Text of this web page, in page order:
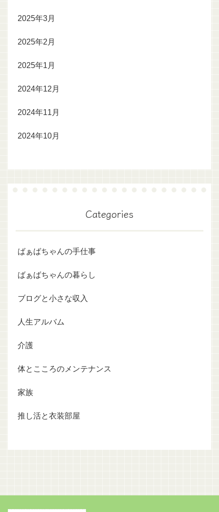
2025年3月
2025年2月
2025年1月
2024年12月
2024年11月
2024年10月
Categories
ばぁばちゃんの手仕事
ばぁばちゃんの暮らし
ブログと小さな収入
人生アルバム
介護
体とこころのメンテナンス
家族
推し活と衣装部屋